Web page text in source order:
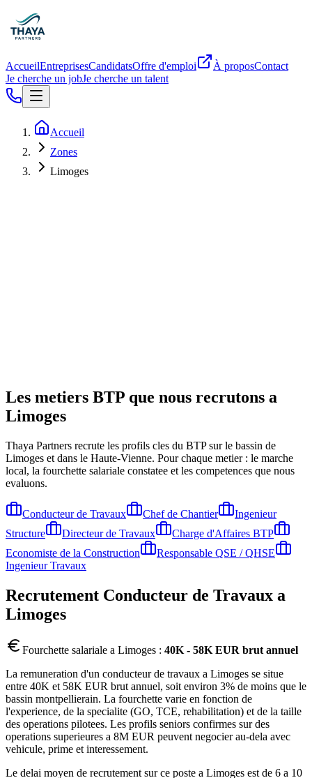
AccueilEntreprisesCandidatsOffre d'emploi À proposContact
Je cherche un jobJe cherche un talent
Accueil
Zones
Limoges
Les metiers BTP que nous recrutons a
Limoges
Thaya Partners recrute les profils cles du BTP sur le bassin de
Limoges et dans le Haute-Vienne. Pour chaque metier : le marche
local, la fourchette salariale constatee et les competences que nous
evaluons.
Conducteur de Travaux Chef de Chantier
Ingenieur
Structure
Directeur de Travaux
Charge d'Affaires BTP
Economiste de la Construction
Responsable QSE / QHSE
Ingenieur Travaux
Recrutement Conducteur de Travaux a
Limoges
Fourchette salariale a Limoges : 40K - 58K EUR brut annuel
La remuneration d'un conducteur de travaux a Limoges se situe
entre 40K et 58K EUR brut annuel, soit environ 3% de moins que le
bassin montpellierain. La fourchette varie en fonction de
l'experience, de la specialite (GO, TCE, rehabilitation) et de la taille
des operations pilotees. Les profils seniors confirmes sur des
operations superieures a 8M EUR peuvent negocier au-dela avec
vehicule, prime et interessement.
Le delai moyen de recrutement sur ce poste a Limoges est de 6 a 10